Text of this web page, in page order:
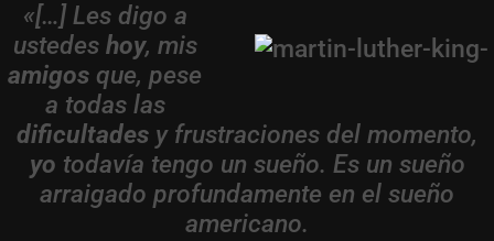
«[…] Les digo a
ustedes hoy, mis
amigos que, pese
a todas las
dificultades y frustraciones del momento,
yo todavía tengo un sueño. Es un sueño
arraigado profundamente en el sueño
americano.